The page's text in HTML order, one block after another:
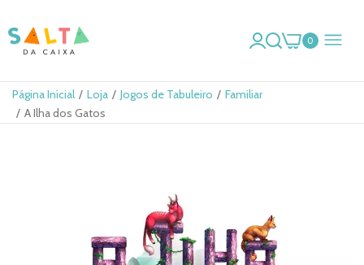
0
Página Inicial Loja Jogos de Tabuleiro
Familiar
A Ilha dos Gatos